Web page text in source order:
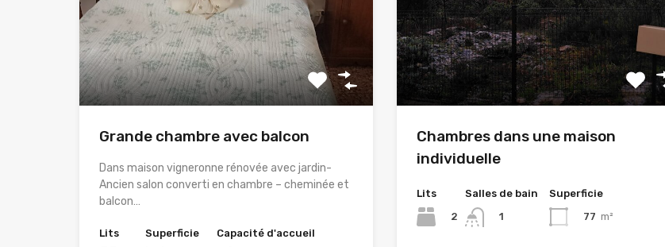
Grande chambre avec balcon
Dans maison vigneronne rénovée avec jardin-
Ancien salon converti en chambre – cheminée et
balcon…
Lits
Superficie
Capacité d'accueil
Chambres dans une maison
individuelle
Lits
2
Salles de bain
1
Superficie
77 m²